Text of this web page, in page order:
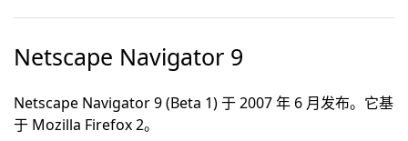
Netscape Navigator 9
Netscape Navigator 9 (Beta 1) 于 2007 年 6 月发布。它基
于 Mozilla Firefox 2。